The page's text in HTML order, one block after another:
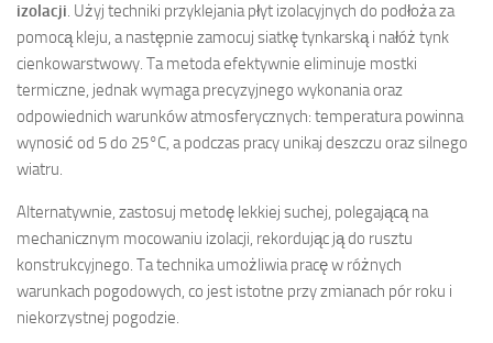
izolacji. Użyj techniki przyklejania płyt izolacyjnych do podłoża za
pomocą kleju, a następnie zamocuj siatkę tynkarską i nałóż tynk
cienkowarstwowy. Ta metoda efektywnie eliminuje mostki
termiczne, jednak wymaga precyzyjnego wykonania oraz
odpowiednich warunków atmosferycznych: temperatura powinna
wynosić od 5 do 25°C, a podczas pracy unikaj deszczu oraz silnego
wiatru.
Alternatywnie, zastosuj metodę lekkiej suchej, polegającą na
mechanicznym mocowaniu izolacji, rekordując ją do rusztu
konstrukcyjnego. Ta technika umożliwia pracę w różnych
warunkach pogodowych, co jest istotne przy zmianach pór roku i
niekorzystnej pogodzie.